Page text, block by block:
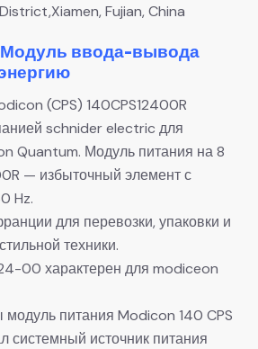
Fujian, China
Модуль ввода-вывода
(CPS) 140CPS12400R
schnider electric для
Quantum. Модуль питания на 8
— избыточный элемент с
Hz.
для перевозки, упаковки и
техники.
00 характерен для modiceon
питания Modicon 140 CPS
системный источник питания